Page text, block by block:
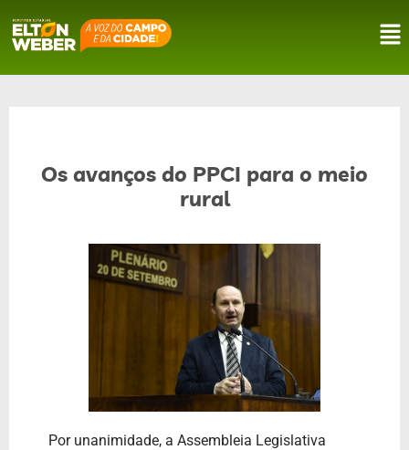
Os avanços do PPCI para o meio
rural
Por unanimidade, a Assembleia Legislativa